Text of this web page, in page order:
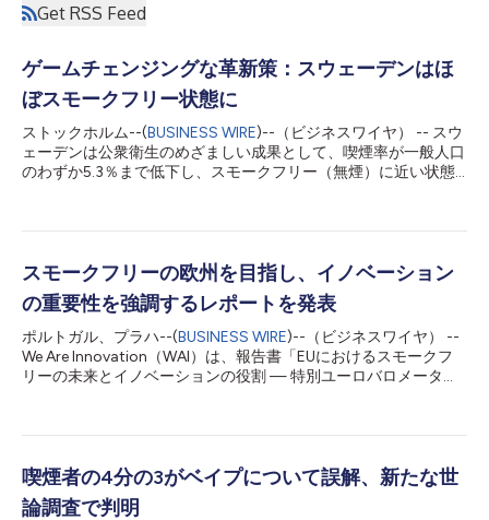
Get RSS Feed
ゲームチェンジングな革新策：スウェーデンはほ
ぼスモークフリー状態に
ストックホルム--(BUSINESS WIRE)--（ビジネスワイヤ） -- スウ
ェーデンは公衆衛生のめざましい成果として、喫煙率が一般人口
のわずか5.3％まで低下し、スモークフリー（無煙）に近い状態
連合（EU）の目標を大幅に上回っていることです。 We Are
になっています。それは、革新的な代替ニコチンの「入手しやす
さ（Accessibility）」、「受け入れやすさ（Acceptability）」、
「手頃な価格（Affordability）」を組み合わせた独自の「トリプ
ルA」アプローチです。分析によると、スウェーデンにおける欧
州からの移民の喫煙率はわずか7.8％で、EU内が24％であること
を見れば、文化の壁を越えたスウェーデンの政策の有効性が実証
されています。 「スウェーデンの偉業は、社会がイノベーショ
スモークフリーの欧州を目指し、イノベーション
の重要性を強調するレポートを発表
ポルトガル、プラハ--(BUSINESS WIRE)--（ビジネスワイヤ） --
We Are Innovation（WAI）は、報告書「EUにおけるスモークフ
リーの未来とイノベーションの役割 — 特別ユーロバロメーター
かに遠いかを検証しています。 ユーロバロメーターの調査結果
2040年までに「スモークフリー」になるという目標から大きく
遅れています。世界の公衆衛生の専門家は、喫煙率が5%以下の
国を「スモークフリーカントリー（禁煙国）」と定義していま
喫煙者の4分の3がベイプについて誤解、新たな世
論調査で判明